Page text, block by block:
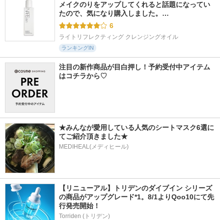
メイクのりをアップしてくれると話題になってい
たので、気になり購入しました。…
6
ライトリフレクティング クレンジングオイル
ランキングIN
注目の新作商品が目白押し！予約受付中アイテム
はコチラから♡
★みんなが愛用している人気のシートマスク6選に
てご紹介頂きました★
MEDIHEAL(メディヒール)
【リニューアル】トリデンのダイブイン シリーズ
の商品がアップグレード*1。8/1よりQoo10にて先
行発売開始！
Torriden (トリデン)